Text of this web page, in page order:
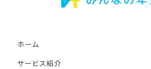
ホーム
サービス紹介